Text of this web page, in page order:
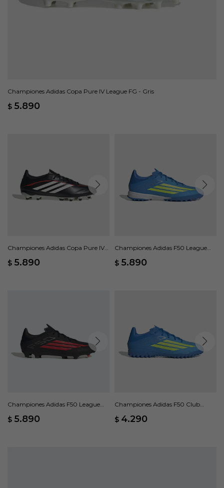
Championes Adidas Copa Pure IV League FG - Gris
$ 5.890
Championes Adidas Copa Pure IV
$ 5.890
Championes Adidas F50 League
$ 5.890
Championes Adidas F50 League
Negro
$ 5.890
Championes Adidas F50 Club
$ 4.290